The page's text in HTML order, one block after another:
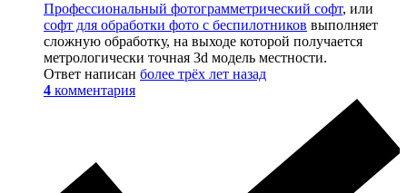
Профессиональный фотограмметрический софт, или
софт для обработки фото с беспилотников выполняет
сложную обработку, на выходе которой получается
метрологически точная 3d модель местности.
Ответ написан более трёх лет назад
4 комментария